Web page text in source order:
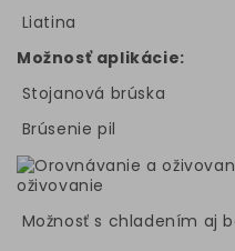
Liatina
Možnosť aplikácie:
Stojanová brúska
Brúsenie pil
oživovanie
Možnosť s chladením aj